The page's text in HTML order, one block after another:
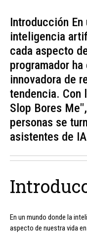
Introducción En
inteligencia
cada aspecto
programador
innovadora de
tendencia. Con
Slop Bores
personas se
asistentes de
En un mundo donde la
aspecto de nuestra vida